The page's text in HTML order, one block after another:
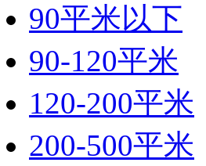
90平米以下
90-120平米
120-200平米
200-500平米